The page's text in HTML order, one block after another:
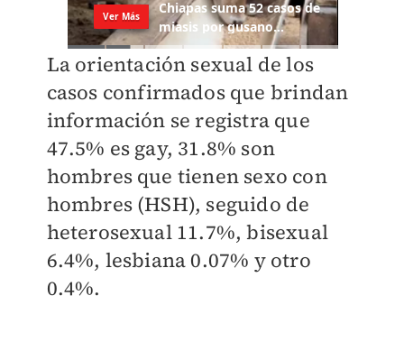
La orientación sexual de los
casos confirmados que brindan
información se registra que
47.5% es gay, 31.8% son
hombres que tienen sexo con
hombres (HSH), seguido de
heterosexual 11.7%, bisexual
6.4%, lesbiana 0.07% y otro
0.4%.